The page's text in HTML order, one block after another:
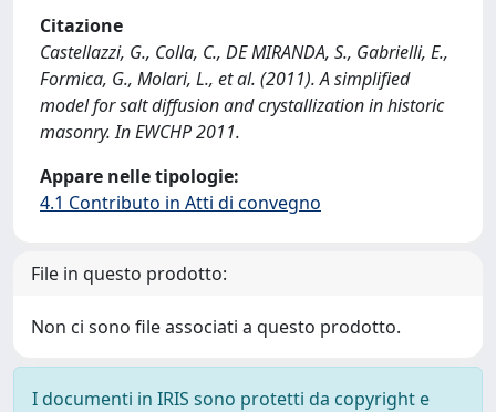
Citazione
Castellazzi, G., Colla, C., DE MIRANDA, S., Gabrielli, E.,
Formica, G., Molari, L., et al. (2011). A simplified
model for salt diffusion and crystallization in historic
masonry. In EWCHP 2011.
Appare nelle tipologie:
4.1 Contributo in Atti di convegno
File in questo prodotto:
Non ci sono file associati a questo prodotto.
I documenti in IRIS sono protetti da copyright e